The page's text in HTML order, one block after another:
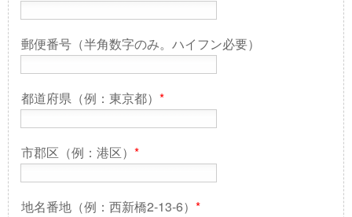
郵便番号（半角数字のみ。ハイフン必要）
都道府県（例：東京都） *
市郡区（例：港区） *
地名番地（例：西新橋2-13-6） *